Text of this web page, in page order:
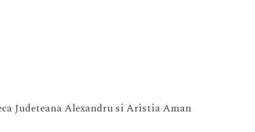
Judeteana Alexandru si Aristia Aman